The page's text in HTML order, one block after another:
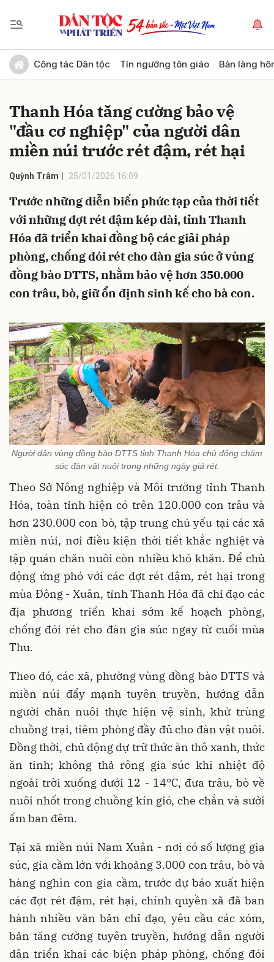
Công tác Dân tộc Tín ngưỡng tôn giáo Bản làng
Thanh Hóa tăng cường bảo vệ
"đầu cơ nghiệp" của người dân
miền núi trước rét đậm, rét hại
Quỳnh Trâm 25/01/2026 16:09
Trước những diễn biến phức tạp của thời tiết
với những đợt rét đậm kép dài, tỉnh Thanh
Hóa đã triển khai đồng bộ các giải pháp
phòng, chống đói rét cho đàn gia súc ở vùng
đồng bào DTTS, nhằm bảo vệ hơn 350.000
con trâu, bò, giữ ổn định sinh kế cho bà con.
Người dân vùng đồng bào DTTS tỉnh Thanh Hóa chủ động chăm
sóc đàn vật nuôi trong những ngày giá rét.
Theo Sở Nông nghiệp và Môi trường tỉnh Thanh
Hóa, toàn tỉnh hiện có trên 120.000 con trâu và
hơn 230.000 con bò, tập trung chủ yếu tại các xã
miền núi, nơi điều kiện thời tiết khắc nghiệt và
tập quán chăn nuôi còn nhiều khó khăn. Để chủ
động ứng phó với các đợt rét đậm, rét hại trong
mùa Đông - Xuân, tỉnh Thanh Hóa đã chỉ đạo các
địa phương triển khai sớm kế hoạch phòng,
chống đói rét cho đàn gia súc ngay từ cuối mùa
Thu.
Theo đó, các xã, phường vùng đồng bào DTTS và
miền núi đẩy mạnh tuyên truyền, hướng dẫn
người chăn nuôi thực hiện vệ sinh, khử trùng
chuồng trại, tiêm phòng đầy đủ cho đàn vật nuôi.
Đồng thời, chủ động dự trữ thức ăn thô xanh, thức
ăn tinh; không thả rông gia súc khi nhiệt độ
ngoài trời xuống dưới 12 - 14°C, đưa trâu, bò về
nuôi nhốt trong chuồng kín gió, che chắn và sưởi
ấm ban đêm.
Tại xã miền núi Nam Xuân - nơi có số lượng gia
súc, gia cầm lớn với khoảng 3.000 con trâu, bò và
hàng nghìn con gia cầm, trước dự báo xuất hiện
các đợt rét đậm, rét hại, chính quyền xã đã ban
hành nhiều văn bản chỉ đạo, yêu cầu các xóm,
bản tăng cường tuyên truyền, hướng dẫn người
dân triển khai các biện pháp phòng, chống đói
Gửi bình luận